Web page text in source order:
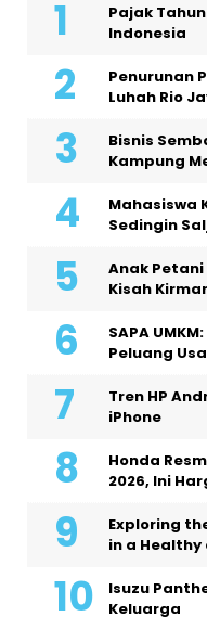
Pajak
Indonesia
Penurunan
Luhah Rio
Bisnis
Kampung
Mahasiswa
Sedingin
Anak
Kisah
SAPA
Peluang
Tren HP
iPhone
Honda
2026, Ini
Exploring
in a
Isuzu
Keluarga